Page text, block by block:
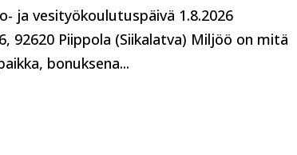
ja vesityökoulutuspäivä 1.8.2026
92620 Piippola (Siikalatva) Miljöö on mitä
bonuksena...